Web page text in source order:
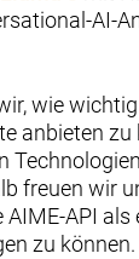
AI-
wie
anbieten zu
freuen wir
API als
zu können.